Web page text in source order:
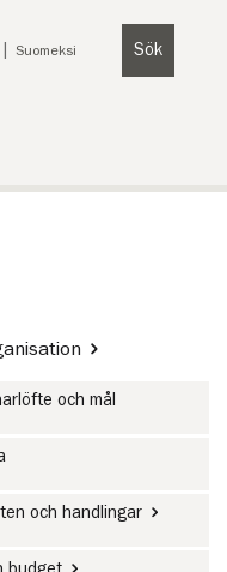
Suomeksi Sök
och mål
och handlingar
budget